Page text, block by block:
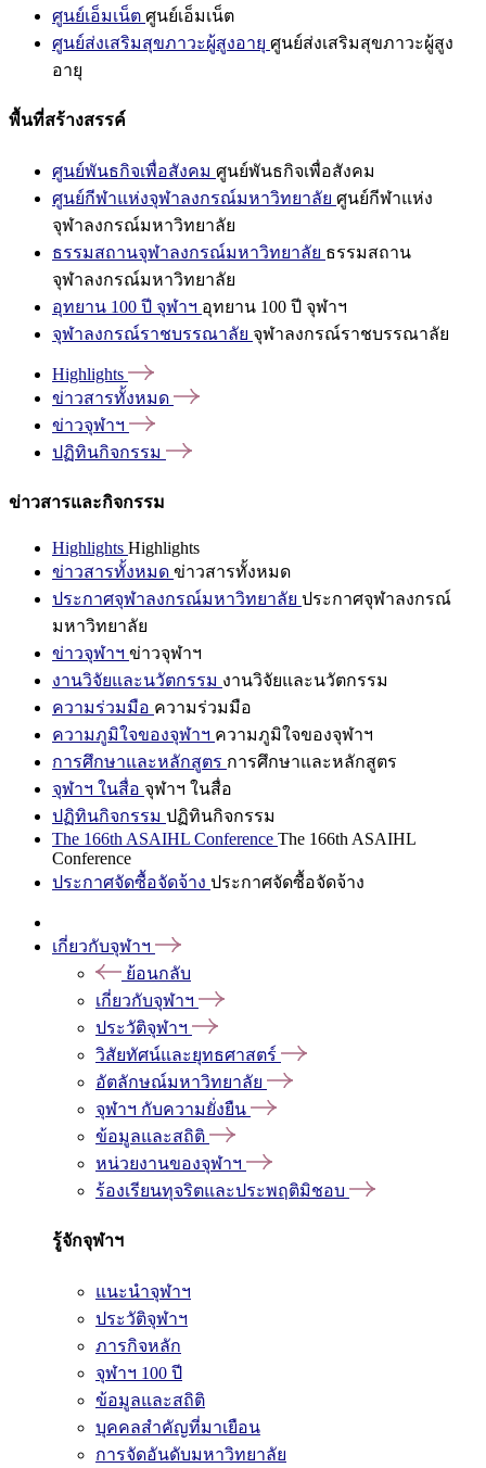
ศูนย์เอ็มเน็ต ศูนย์เอ็มเน็ต
ศูนย์ส่งเสริมสุขภาวะผู้สูงอายุ ศูนย์ส่งเสริมสุขภาวะผู้สูง
อายุ
พื้นที่สร้างสรรค์
ศูนย์พันธกิจเพื่อสังคม ศูนย์พันธกิจเพื่อสังคม
ศูนย์กีฬาแห่งจุฬาลงกรณ์มหาวิทยาลัย ศูนย์กีฬาแห่ง
จุฬาลงกรณ์มหาวิทยาลัย
ธรรมสถานจุฬาลงกรณ์มหาวิทยาลัย ธรรมสถาน
จุฬาลงกรณ์มหาวิทยาลัย
อุทยาน 100 ปี จุฬาฯ อุทยาน 100 ปี จุฬาฯ
จุฬาลงกรณ์ราชบรรณาลัย จุฬาลงกรณ์ราชบรรณาลัย
Highlights
ข่าวสารทั้งหมด
ข่าวจุฬาฯ
ปฏิทินกิจกรรม
ข่าวสารและกิจกรรม
Highlights Highlights
ข่าวสารทั้งหมด ข่าวสารทั้งหมด
ประกาศจุฬาลงกรณ์มหาวิทยาลัย ประกาศจุฬาลงกรณ์
มหาวิทยาลัย
ข่าวจุฬาฯ ข่าวจุฬาฯ
งานวิจัยและนวัตกรรม งานวิจัยและนวัตกรรม
ความร่วมมือ ความร่วมมือ
ความภูมิใจของจุฬาฯ ความภูมิใจของจุฬาฯ
การศึกษาและหลักสูตร การศึกษาและหลักสูตร
จุฬาฯ ในสื่อ จุฬาฯ ในสื่อ
ปฏิทินกิจกรรม ปฏิทินกิจกรรม
The 166th ASAIHL Conference The 166th ASAIHL
Conference
ประกาศจัดซื้อจัดจ้าง ประกาศจัดซื้อจัดจ้าง
เกี่ยวกับจุฬาฯ
ย้อนกลับ
เกี่ยวกับจุฬาฯ
ประวัติจุฬาฯ
วิสัยทัศน์และยุทธศาสตร์
อัตลักษณ์มหาวิทยาลัย
จุฬาฯ กับความยั่งยืน
ข้อมูลและสถิติ
หน่วยงานของจุฬาฯ
ร้องเรียนทุจริตและประพฤติมิชอบ
รู้จักจุฬาฯ
แนะนำจุฬาฯ
ประวัติจุฬาฯ
ภารกิจหลัก
จุฬาฯ 100 ปี
ข้อมูลและสถิติ
บุคคลสำคัญที่มาเยือน
การจัดอันดับมหาวิทยาลัย